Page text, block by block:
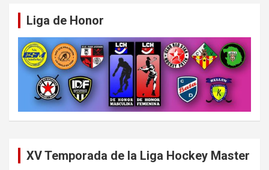
Liga de Honor
XV Temporada de la Liga Hockey Master